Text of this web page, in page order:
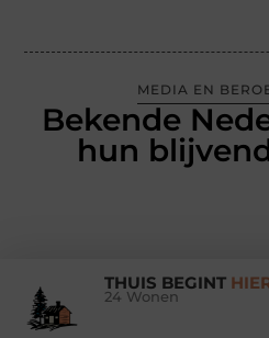
MEDIA EN
Bekende
hun
THUIS BEGINT
24 Wonen